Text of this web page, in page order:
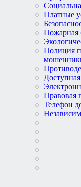
Платные
Пожарная
Полиция
Доступная
Правовая
Телефон